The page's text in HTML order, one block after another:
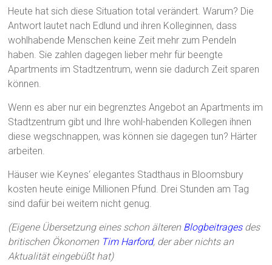
Heute hat sich diese Situation total verändert. Warum? Die
Antwort lautet nach Edlund und ihren Kolleginnen, dass
wohlhabende Menschen keine Zeit mehr zum Pendeln
haben. Sie zahlen dagegen lieber mehr für beengte
Apartments im Stadtzentrum, wenn sie dadurch Zeit sparen
können.
Wenn es aber nur ein begrenztes Angebot an Apartments im
Stadtzentrum gibt und Ihre wohl-habenden Kollegen ihnen
diese wegschnappen, was können sie dagegen tun? Härter
arbeiten.
Häuser wie Keynes‘ elegantes Stadthaus in Bloomsbury
kosten heute einige Millionen Pfund. Drei Stunden am Tag
sind dafür bei weitem nicht genug.
(Eigene Übersetzung eines schon älteren Blogbeitragesdes
britischen Ökonomen Tim Harford, der aber nichts an
Aktualität eingebüßt hat)